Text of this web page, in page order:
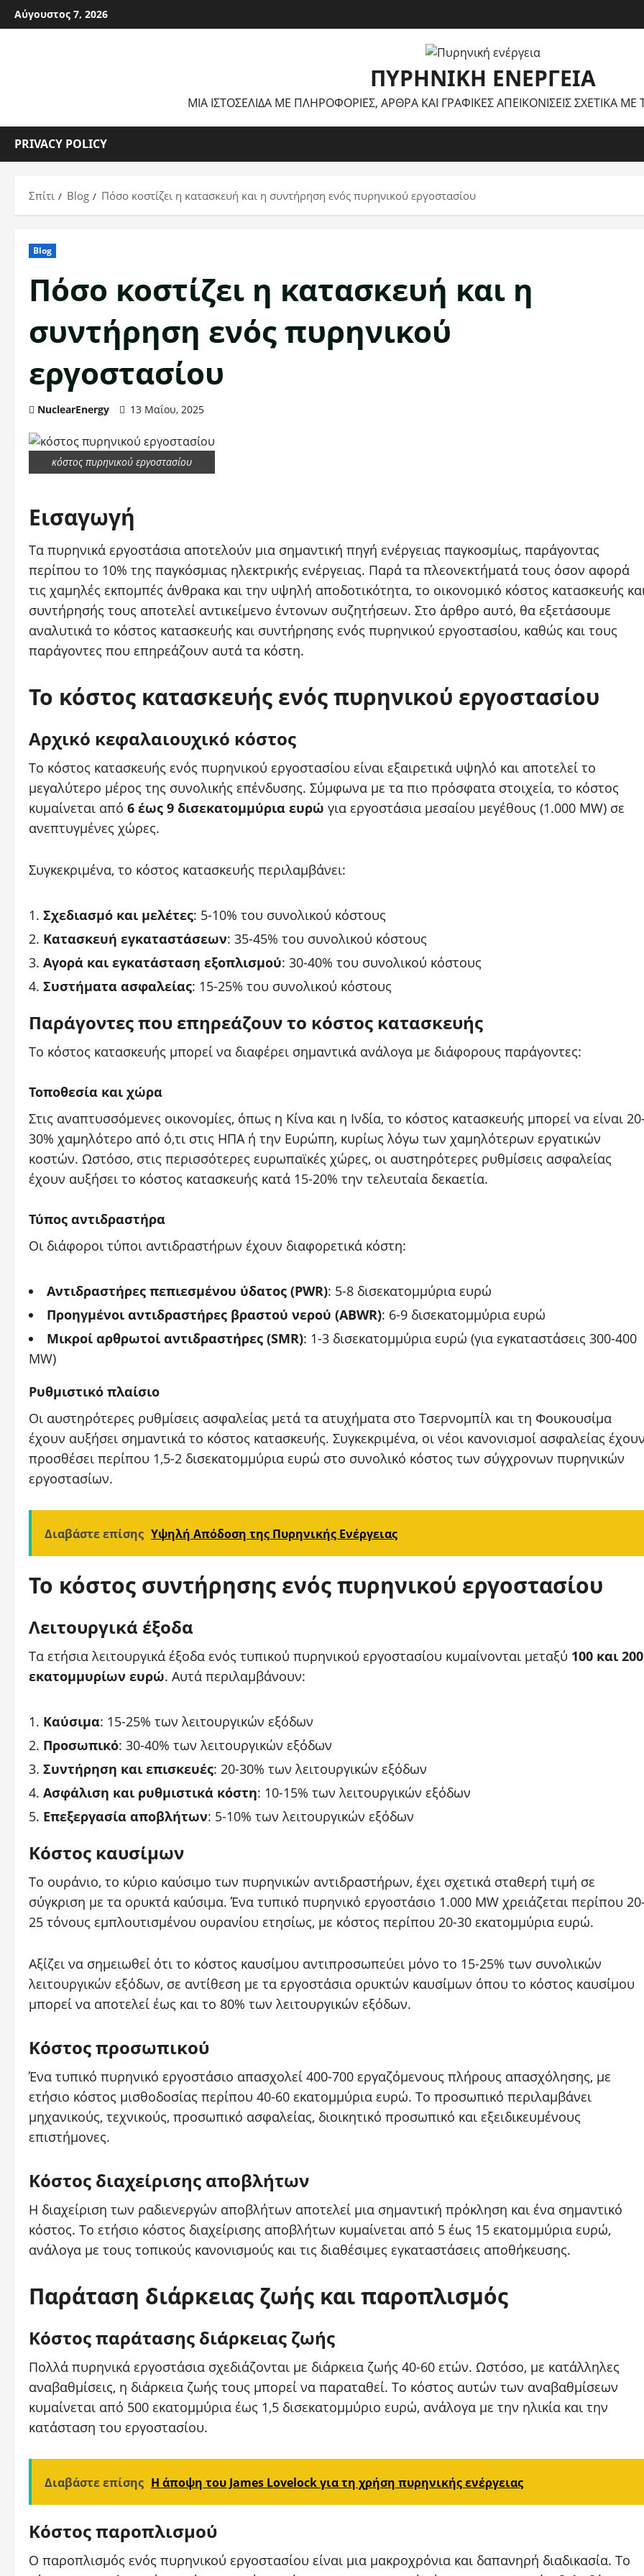
Μετάβαση
στο
Αύγουστος 7, 2026
ΠΥΡΗΝΙΚΉ ΕΝΈΡΓΕΙΑ
ΜΙΑ ΙΣΤΟΣΕΛΊΔΑ ΜΕ ΠΛΗΡΟΦΟΡΊΕΣ, ΆΡΘΡΑ ΚΑΙ ΓΡΑΦΙΚΈΣ ΑΠΕΙΚΟΝΊΣΕΙΣ ΣΧΕΤΙΚΆ
PRIVACY POLICY
Σπίτι Blog Πόσο κοστίζει η κατασκευή και η συντήρηση ενός πυρηνικού εργοστασίου
Blog
Πόσο κοστίζει η κατασκευή και η
συντήρηση ενός πυρηνικού
εργοστασίου
NuclearEnergy 13 Μαΐου, 2025
κόστος πυρηνικού εργοστασίου
Εισαγωγή
Τα πυρηνικά εργοστάσια αποτελούν μια σημαντική πηγή ενέργειας παγκοσμίως, παράγοντας
περίπου το 10% της παγκόσμιας ηλεκτρικής ενέργειας. Παρά τα πλεονεκτήματά τους όσον αφορά
τις χαμηλές εκπομπές άνθρακα και την υψηλή αποδοτικότητα, το οικονομικό κόστος κατασκευής
συντήρησής τους αποτελεί αντικείμενο έντονων συζητήσεων. Στο άρθρο αυτό, θα εξετάσουμε
αναλυτικά το κόστος κατασκευής και συντήρησης ενός πυρηνικού εργοστασίου, καθώς και τους
παράγοντες που επηρεάζουν αυτά τα κόστη.
Το κόστος κατασκευής ενός πυρηνικού εργοστασίου
Αρχικό κεφαλαιουχικό κόστος
Το κόστος κατασκευής ενός πυρηνικού εργοστασίου είναι εξαιρετικά υψηλό και αποτελεί το
μεγαλύτερο μέρος της συνολικής επένδυσης. Σύμφωνα με τα πιο πρόσφατα στοιχεία, το κόστος
κυμαίνεται από 6 έως 9 δισεκατομμύρια ευρώ για εργοστάσια μεσαίου μεγέθους (1.000 MW) σε
ανεπτυγμένες χώρες.
Συγκεκριμένα, το κόστος κατασκευής περιλαμβάνει:
Σχεδιασμό και μελέτες: 5-10% του συνολικού κόστους
Κατασκευή εγκαταστάσεων: 35-45% του συνολικού κόστους
Αγορά και εγκατάσταση εξοπλισμού: 30-40% του συνολικού κόστους
Συστήματα ασφαλείας: 15-25% του συνολικού κόστους
Παράγοντες που επηρεάζουν το κόστος κατασκευής
Το κόστος κατασκευής μπορεί να διαφέρει σημαντικά ανάλογα με διάφορους παράγοντες:
Τοποθεσία και χώρα
Στις αναπτυσσόμενες οικονομίες, όπως η Κίνα και η Ινδία, το κόστος κατασκευής μπορεί να είναι
30% χαμηλότερο από ό,τι στις ΗΠΑ ή την Ευρώπη, κυρίως λόγω των χαμηλότερων εργατικών
κοστών. Ωστόσο, στις περισσότερες ευρωπαϊκές χώρες, οι αυστηρότερες ρυθμίσεις ασφαλείας
έχουν αυξήσει το κόστος κατασκευής κατά 15-20% την τελευταία δεκαετία.
Τύπος αντιδραστήρα
Οι διάφοροι τύποι αντιδραστήρων έχουν διαφορετικά κόστη:
Αντιδραστήρες πεπιεσμένου ύδατος (PWR): 5-8 δισεκατομμύρια ευρώ
Προηγμένοι αντιδραστήρες βραστού νερού (ABWR): 6-9 δισεκατομμύρια ευρώ
Μικροί αρθρωτοί αντιδραστήρες (SMR): 1-3 δισεκατομμύρια ευρώ (για εγκαταστάσεις 300-400
MW)
Ρυθμιστικό πλαίσιο
Οι αυστηρότερες ρυθμίσεις ασφαλείας μετά τα ατυχήματα στο Τσερνομπίλ και τη Φουκουσίμα
έχουν αυξήσει σημαντικά το κόστος κατασκευής. Συγκεκριμένα, οι νέοι κανονισμοί ασφαλείας
προσθέσει περίπου 1,5-2 δισεκατομμύρια ευρώ στο συνολικό κόστος των σύγχρονων πυρηνικών
εργοστασίων.
Διαβάστε επίσης Υψηλή Απόδοση της Πυρηνικής Ενέργειας
Το κόστος συντήρησης ενός πυρηνικού εργοστασίου
Λειτουργικά έξοδα
Τα ετήσια λειτουργικά έξοδα ενός τυπικού πυρηνικού εργοστασίου κυμαίνονται μεταξύ 100 και 200
εκατομμυρίων ευρώ. Αυτά περιλαμβάνουν:
Καύσιμα: 15-25% των λειτουργικών εξόδων
Προσωπικό: 30-40% των λειτουργικών εξόδων
Συντήρηση και επισκευές: 20-30% των λειτουργικών εξόδων
Ασφάλιση και ρυθμιστικά κόστη: 10-15% των λειτουργικών εξόδων
Επεξεργασία αποβλήτων: 5-10% των λειτουργικών εξόδων
Κόστος καυσίμων
Το ουράνιο, το κύριο καύσιμο των πυρηνικών αντιδραστήρων, έχει σχετικά σταθερή τιμή σε
σύγκριση με τα ορυκτά καύσιμα. Ένα τυπικό πυρηνικό εργοστάσιο 1.000 MW χρειάζεται περίπου
25 τόνους εμπλουτισμένου ουρανίου ετησίως, με κόστος περίπου 20-30 εκατομμύρια ευρώ.
Αξίζει να σημειωθεί ότι το κόστος καυσίμου αντιπροσωπεύει μόνο το 15-25% των συνολικών
λειτουργικών εξόδων, σε αντίθεση με τα εργοστάσια ορυκτών καυσίμων όπου το κόστος καυσίμου
μπορεί να αποτελεί έως και το 80% των λειτουργικών εξόδων.
Κόστος προσωπικού
Ένα τυπικό πυρηνικό εργοστάσιο απασχολεί 400-700 εργαζόμενους πλήρους απασχόλησης, με
ετήσιο κόστος μισθοδοσίας περίπου 40-60 εκατομμύρια ευρώ. Το προσωπικό περιλαμβάνει
μηχανικούς, τεχνικούς, προσωπικό ασφαλείας, διοικητικό προσωπικό και εξειδικευμένους
επιστήμονες.
Κόστος διαχείρισης αποβλήτων
Η διαχείριση των ραδιενεργών αποβλήτων αποτελεί μια σημαντική πρόκληση και ένα σημαντικό
κόστος. Το ετήσιο κόστος διαχείρισης αποβλήτων κυμαίνεται από 5 έως 15 εκατομμύρια ευρώ,
ανάλογα με τους τοπικούς κανονισμούς και τις διαθέσιμες εγκαταστάσεις αποθήκευσης.
Παράταση διάρκειας ζωής και παροπλισμός
Κόστος παράτασης διάρκειας ζωής
Πολλά πυρηνικά εργοστάσια σχεδιάζονται με διάρκεια ζωής 40-60 ετών. Ωστόσο, με κατάλληλες
αναβαθμίσεις, η διάρκεια ζωής τους μπορεί να παραταθεί. Το κόστος αυτών των αναβαθμίσεων
κυμαίνεται από 500 εκατομμύρια έως 1,5 δισεκατομμύριο ευρώ, ανάλογα με την ηλικία και την
κατάσταση του εργοστασίου.
Διαβάστε επίσης Η άποψη του James Lovelock για τη χρήση πυρηνικής ενέργειας
Κόστος παροπλισμού
Ο παροπλισμός ενός πυρηνικού εργοστασίου είναι μια μακροχρόνια και δαπανηρή διαδικασία. Το